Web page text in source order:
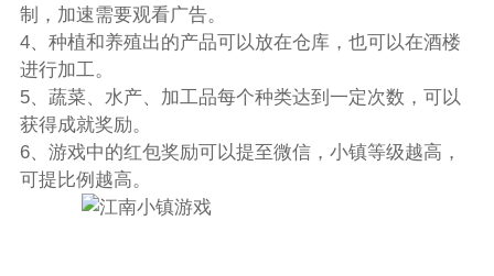
制，加速需要观看广告。
4、种植和养殖出的产品可以放在仓库，也可以在酒楼
进行加工。
5、蔬菜、水产、加工品每个种类达到一定次数，可以
获得成就奖励。
6、游戏中的红包奖励可以提至微信，小镇等级越高，
可提比例越高。